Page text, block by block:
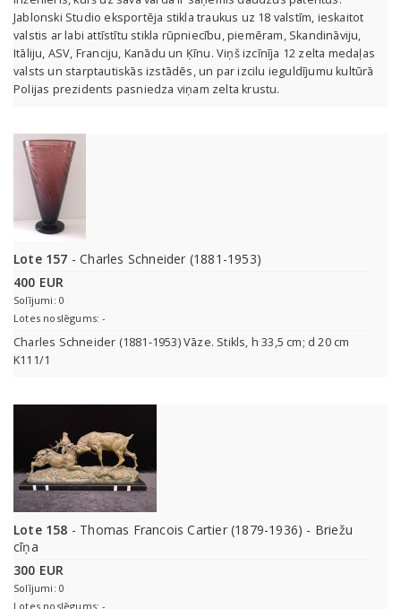
Jablonski Studio eksportēja stikla traukus uz 18 valstīm, ieskaitot
valstis ar labi attīstītu stikla rūpniecību, piemēram, Skandināviju,
Itāliju, ASV, Franciju, Kanādu un Ķīnu. Viņš izcīnīja 12 zelta medaļas
valsts un starptautiskās izstādēs, un par izcilu ieguldījumu kultūrā
Polijas prezidents pasniedza viņam zelta krustu.
Lote 157 - Charles Schneider (1881-1953)
400 EUR
Solījumi: 0
Lotes noslēgums: -
Charles Schneider (1881-1953) Vāze. Stikls, h 33,5 cm; d 20 cm
K111/1
Lote 158 - Thomas Francois Cartier (1879-1936) - Briežu
cīņa
300 EUR
Solījumi: 0
Lotes noslēgums: -